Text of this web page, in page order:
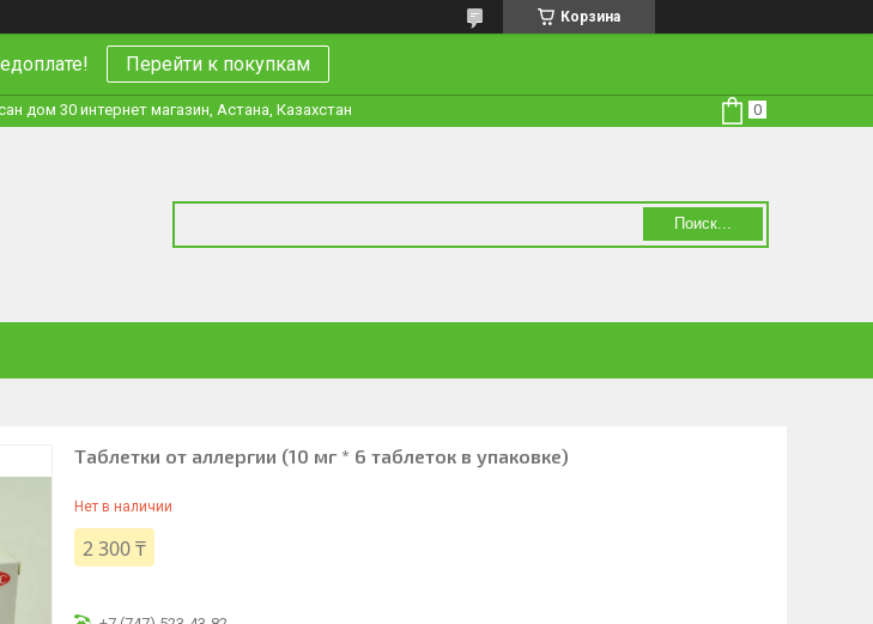
Корзина
Перейти к покупкам
дом 30 интернет магазин, Астана, Казахстан
Поиск...
Таблетки от аллергии (10 мг * 6 таблеток в упаковке)
Нет в наличии
2 300 ₸